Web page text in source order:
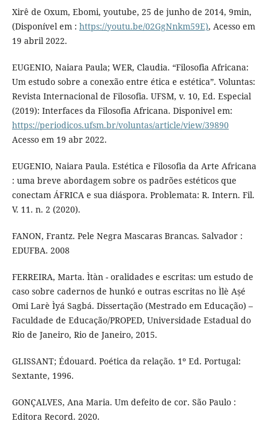
Xirê de Oxum, Ebomi, youtube, 25 de junho de 2014, 9min,
(Disponível em : https://youtu.be/02GgNnkm59E), Acesso em
19 abril 2022.
EUGENIO, Naiara Paula; WER, Claudia. “Filosofia Africana:
Um estudo sobre a conexão entre ética e estética”. Voluntas:
Revista Internacional de Filosofia. UFSM, v. 10, Ed. Especial
(2019): Interfaces da Filosofia Africana. Disponivel em:
https://periodicos.ufsm.br/voluntas/article/view/39890
Acesso em 19 abr 2022.
EUGENIO, Naiara Paula. Estética e Filosofia da Arte Africana
: uma breve abordagem sobre os padrões estéticos que
conectam ÁFRICA e sua diáspora. Problemata: R. Intern. Fil.
V. 11. n. 2 (2020).
FANON, Frantz. Pele Negra Mascaras Brancas. Salvador :
EDUFBA. 2008
FERREIRA, Marta. Ìtàn - oralidades e escritas: um estudo de
caso sobre cadernos de hunkó e outras escritas no Ìlè Aṣé
Omi Larè Ìyá Sagbá. Dissertação (Mestrado em Educação) –
Faculdade de Educação/PROPED, Universidade Estadual do
Rio de Janeiro, Rio de Janeiro, 2015.
GLISSANT; Édouard. Poética da relação. 1º Ed. Portugal:
Sextante, 1996.
GONÇALVES, Ana Maria. Um defeito de cor. São Paulo :
Editora Record. 2020.